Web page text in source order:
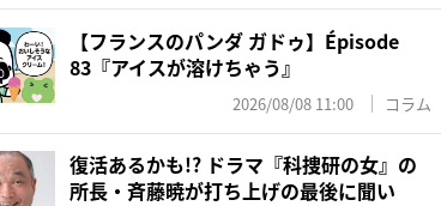
【フランスのパンダ ガドゥ】Épisode
83『アイスが溶けちゃう』
2026/08/08 11:00 コラム
復活あるかも!? ドラマ『科捜研の女』の
所長・斉藤暁が打ち上げの最後に聞い